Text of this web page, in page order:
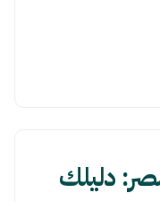
مصر: دليلك